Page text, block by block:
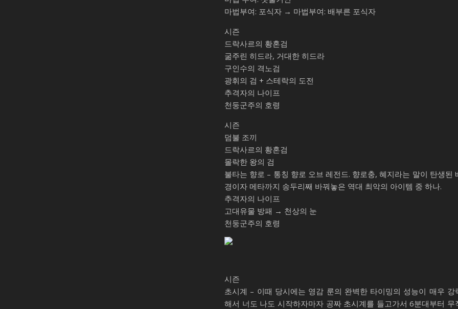
마법부여: 포식자 → 마법부여: 배부른 포식자
시즌
드락사르의 황혼검
굶주린 히드라, 거대한 히드라
구인수의 격노검
광휘의 검 + 스테락의 도전
추격자의 나이프
천둥군주의 호령
시즌
덤불 조끼
드락사르의 황혼검
몰락한 왕의 검
불타는 향로 – 통칭 향로 오브 레전드. 향로충, 혜지라는 말이 탄생된
경이자 메타까지 송두리째 바꿔놓은 역대 최악의 아이템 중 하나.
추격자의 나이프
고대유물 방패 → 천상의 눈
천둥군주의 호령
시즌
초시계 – 이때 당시에는 영감 룬의 완벽한 타이밍의 성능이 매우 강
해서 너도 나도 시작하자마자 공짜 초시계를 들고가서 6분대부터 무